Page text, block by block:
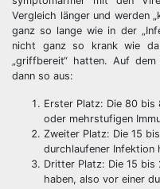
Vergleich länger und werden
ganz so lange wie in der
nicht ganz so krank wie
„griffbereit“ hatten. Auf
dann so aus:
Erster Platz: Die 80 bis
oder mehrstufigen
Zweiter Platz: Die 15
durchlaufener Infektion
Dritter Platz: Die 15 bis
haben, also vor einer